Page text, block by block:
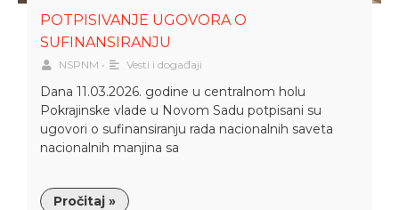
POTPISIVANJE UGOVORA O
SUFINANSIRANJU
NSPNM • Vesti i događaji
Dana 11.03.2026. godine u centralnom holu
Pokrajinske vlade u Novom Sadu potpisani su
ugovori o sufinansiranju rada nacionalnih saveta
nacionalnih manjina sa
Pročitaj »